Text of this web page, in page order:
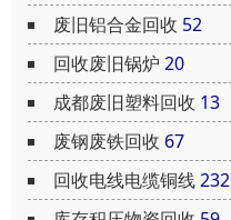
废旧铝合金回收 52
回收废旧锅炉 20
成都废旧塑料回收 13
废钢废铁回收 67
回收电线电缆铜线232